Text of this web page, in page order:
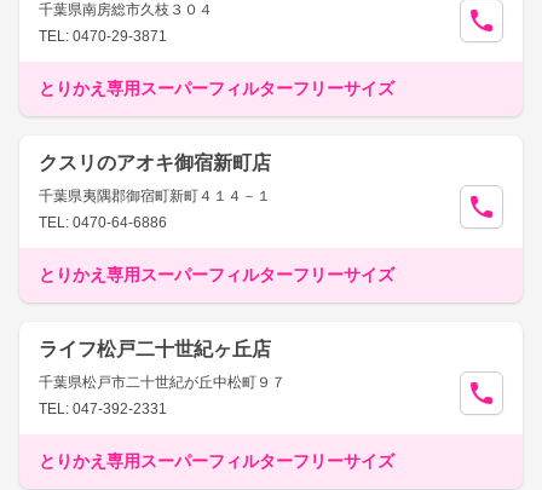
千葉県南房総市久枝３０４
TEL: 0470-29-3871
とりかえ専用スーパーフィルターフリーサイズ
クスリのアオキ御宿新町店
千葉県夷隅郡御宿町新町４１４－１
TEL: 0470-64-6886
とりかえ専用スーパーフィルターフリーサイズ
ライフ松戸二十世紀ヶ丘店
千葉県松戸市二十世紀が丘中松町９７
TEL: 047-392-2331
とりかえ専用スーパーフィルターフリーサイズ